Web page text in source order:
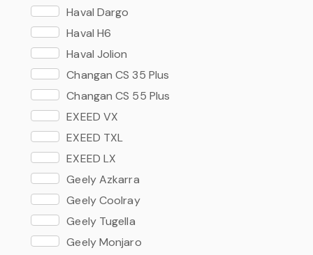
Haval Dargo
Haval H6
Haval Jolion
Changan CS 35 Plus
Changan CS 55 Plus
EXEED VX
EXEED TXL
EXEED LX
Geely Azkarra
Geely Coolray
Geely Tugella
Geely Monjaro